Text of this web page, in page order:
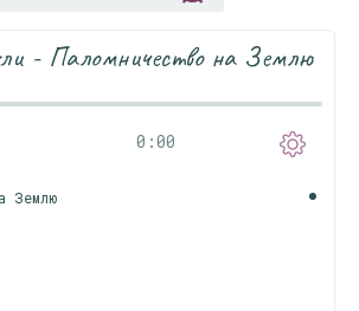
- Паломничество на Землю
0:00
Землю